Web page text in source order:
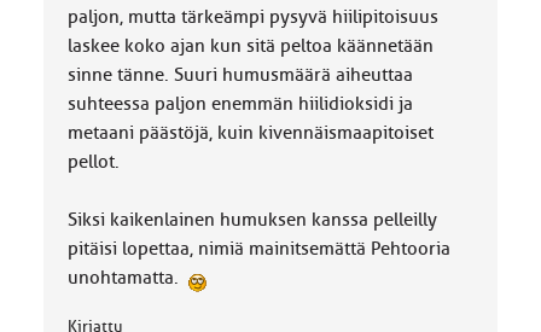
paljon, mutta tärkeämpi pysyvä hiilipitoisuus
laskee koko ajan kun sitä peltoa käännetään
sinne tänne. Suuri humusmäärä aiheuttaa
suhteessa paljon enemmän hiilidioksidi ja
metaani päästöjä, kuin kivennäismaapitoiset
pellot.
Siksi kaikenlainen humuksen kanssa pelleilly
pitäisi lopettaa, nimiä mainitsemättä Pehtooria
unohtamatta.
Kirjattu